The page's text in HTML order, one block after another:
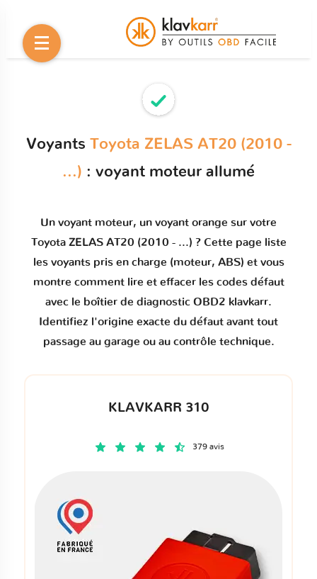
Voyants Toyota ZELAS AT20 (2010 -
...) : voyant moteur allumé
Un voyant moteur, un voyant orange sur votre
Toyota ZELAS AT20 (2010 - ...) ? Cette page liste
les voyants pris en charge (moteur, ABS) et vous
montre comment lire et effacer les codes défaut
avec le boîtier de diagnostic OBD2 klavkarr.
Identifiez l'origine exacte du défaut avant tout
passage au garage ou au contrôle technique.
KLAVKARR 310
379 avis